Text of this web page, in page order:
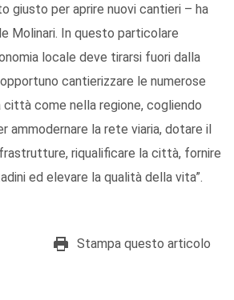
giusto per aprire nuovi cantieri – ha
Molinari. In questo particolare
locale deve tirarsi fuori dalla
cantierizzare le numerose
come nella regione, cogliendo
ammodernare la rete viaria, dotare il
riqualificare la città, fornire
ed elevare la qualità della vita”.
Stampa questo articolo